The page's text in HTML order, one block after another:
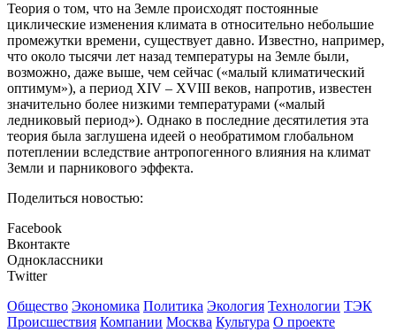
Теория о том, что на Земле происходят постоянные
циклические изменения климата в относительно небольшие
промежутки времени, существует давно. Известно, например,
что около тысячи лет назад температуры на Земле были,
возможно, даже выше, чем сейчас («малый климатический
оптимум»), а период XIV – XVIII веков, напротив, известен
значительно более низкими температурами («малый
ледниковый период»). Однако в последние десятилетия эта
теория была заглушена идеей о необратимом глобальном
потеплении вследствие антропогенного влияния на климат
Земли и парникового эффекта.
Поделиться новостью:
Facebook
Вконтакте
Одноклассники
Twitter
Общество Экономика Политика Экология Технологии ТЭК
Происшествия Компании Москва Культура О проекте